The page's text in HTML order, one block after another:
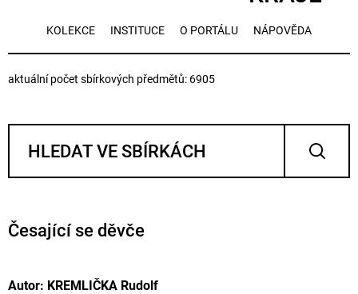
KOLEKCE INSTITUCE O PORTÁLU NÁPOVĚDA
aktuální počet sbírkových předmětů: 6905
Česající se děvče
Autor: KREMLIČKA Rudolf